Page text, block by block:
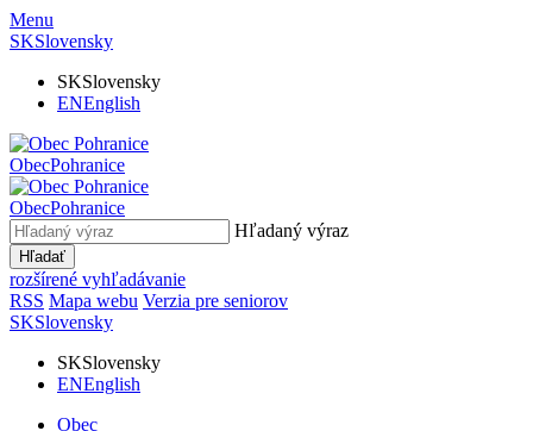
Menu
SKSlovensky
SKSlovensky
ENEnglish
ObecPohranice
ObecPohranice
Hľadaný výraz
Hľadať
rozšírené vyhľadávanie
RSS Mapa webu Verzia pre seniorov
SKSlovensky
SKSlovensky
ENEnglish
Obec